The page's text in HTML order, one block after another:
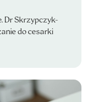
Dr Skrzypczyk-
do cesarki